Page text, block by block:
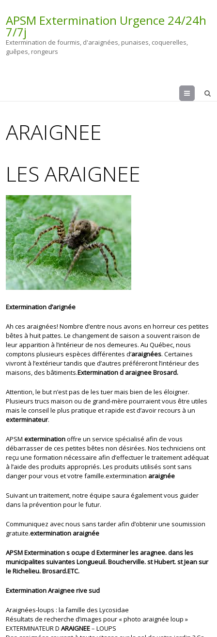
APSM Extermination Urgence 24/24h
7/7j
Extermination de fourmis, d'araignées, punaises, coquerelles,
guêpes, rongeurs
Menu
ARAIGNEE
LES ARAIGNEE
Extermination d’arignée
Ah ces araignées! Nombre d’entre nous avons en horreur ces petites
bêtes à huit pattes. Le changement de saison a souvent raison de
leur apparition à l’intérieur de nos demeures. Au Québec, nous
comptons plusieurs espèces différentes d’araignées. Certaines
vivront à l’extérieur tandis que d’autres préféreront l’intérieur des
maisons, des bâtiments.Extermination d araignee Brosard.
Attention, le but n’est pas de les tuer mais bien de les éloigner.
Plusieurs trucs maison ou de grand-mère pourraient vous être utiles
mais le conseil le plus pratique et rapide est d’avoir recours à un
exterminateur.
APSMexterminationoffre un service spécialisé afin de vous
débarrasser de ces petites bêtes non désirées. Nos techniciens ont
reçu une formation nécessaire afin d’effectuer le traitement adéquat
à l’aide des produits appropriés. Les produits utilisés sont sans
danger pour vous et votre famille.extermination araignée
Suivant un traitement, notre équipe saura également vous guider
dans la prévention pour le futur.
Communiquez avec nous sans tarder afin d’obtenir une soumission
gratuite.extermination araignée
APSM Extermination s ocupe d Exterminer les aragnee. dans les
municipalites suivantes Longueuil. Boucherville. st Hubert. st Jean sur
le Richelieu. Brosard.ETC.
Extermination Araignee rive sud
Araignées-loups : la famille des Lycosidae
Résultats de recherche d’images pour « photo araignée loup »
EXTERMINATEUR D ARAIGNEE– LOUPS